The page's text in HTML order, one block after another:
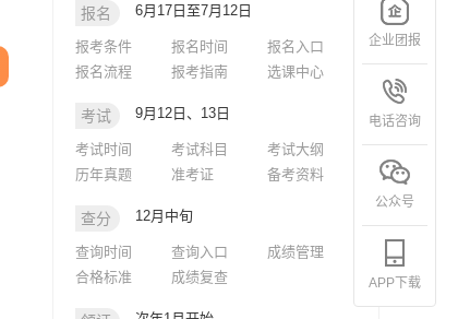
报名 6月17日至7月12日
报考条件 报名时间
报名入口
报名流程
报考指南 选课中心
考试 9月12日、13日
考试时间 考试科目
考试大纲
历年真题
准考证 备考资料
查分 12月中旬
查询时间 查询入口
成绩管理
合格标准
成绩复查
企业团报
电话咨询
公众号
APP下载